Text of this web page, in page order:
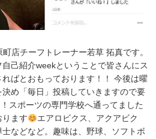
店チーフトレーナー若草 拓真です。
己紹介weekということで皆さんにス
ばとおもっております！！ 今後は曜
め「毎日」投稿していきますので要
スポーツの専門学校へ通ってました
ます
エアロビクス、アクアビク
などなど。趣味は、野球、ソフトボ